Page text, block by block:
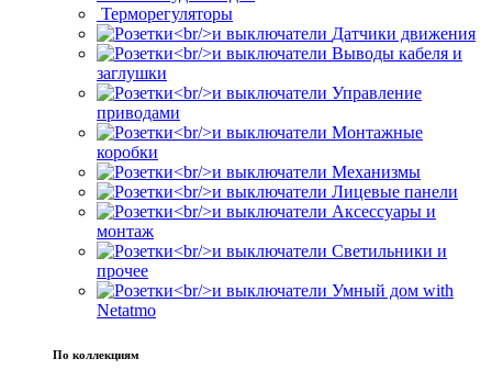
Терморегуляторы
Датчики движения
Выводы кабеля и
заглушки
Управление
приводами
Монтажные
коробки
Механизмы
Лицевые панели
Аксессуары и
монтаж
Светильники и
прочее
Умный дом with
Netatmo
По коллекциям